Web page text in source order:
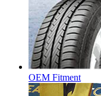
OEM Fitment